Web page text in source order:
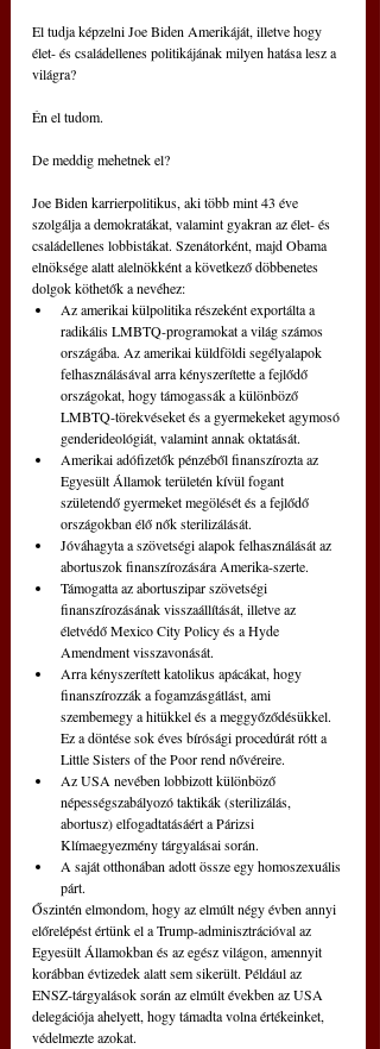
El tudja képzelni Joe Biden Amerikáját, illetve hogy
élet- és családellenes politikájának milyen hatása lesz a
világra?
Én el tudom.
De meddig mehetnek el?
Joe Biden karrierpolitikus, aki több mint 43 éve
szolgálja a demokratákat, valamint gyakran az élet- és
családellenes lobbistákat. Szenátorként, majd Obama
elnöksége alatt alelnökként a következő döbbenetes
dolgok köthetők a nevéhez:
Az amerikai külpolitika részeként exportálta a
radikális LMBTQ-programokat a világ számos
országába. Az amerikai küldföldi segélyalapok
felhasználásával arra kényszerítette a fejlődő
országokat, hogy támogassák a különböző
LMBTQ-törekvéseket és a gyermekeket agymosó
genderideológiát, valamint annak oktatását.
Amerikai adófizetők pénzéből finanszírozta az
Egyesült Államok területén kívül fogant
születendő gyermeket megölését és a fejlődő
országokban élő nők sterilizálását.
Jóváhagyta a szövetségi alapok felhasználását az
abortuszok finanszírozására Amerika-szerte.
Támogatta az abortuszipar szövetségi
finanszírozásának visszaállítását, illetve az
életvédő Mexico City Policy és a Hyde
Amendment visszavonását.
Arra kényszerített katolikus apácákat, hogy
finanszírozzák a fogamzásgátlást, ami
szembemegy a hitükkel és a meggyőződésükkel.
Ez a döntése sok éves bírósági procedúrát rótt a
Little Sisters of the Poor rend nővéreire.
Az USA nevében lobbizott különböző
népességszabályozó taktikák (sterilizálás,
abortusz) elfogadtatásáért a Párizsi
Klímaegyezmény tárgyalásai során.
A saját otthonában adott össze egy homoszexuális
párt.
Őszintén elmondom, hogy az elmúlt négy évben annyi
előrelépést értünk el a Trump-adminisztrációval az
Egyesült Államokban és az egész világon, amennyit
korábban évtizedek alatt sem sikerült. Például az
ENSZ-tárgyalások során az elmúlt években az USA
delegációja ahelyett, hogy támadta volna értékeinket,
védelmezte azokat.